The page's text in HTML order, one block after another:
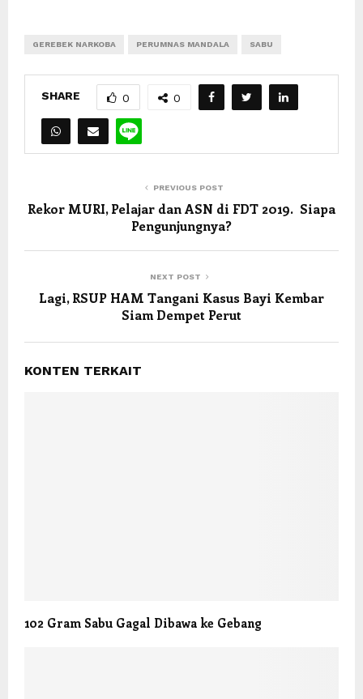
GEREBEK NARKOBA PERUMNAS MANDALA SABU
SHARE 0 0
PREVIOUS POST
Rekor MURI, Pelajar dan ASN di FDT 2019. Siapa
Pengunjungnya?
NEXT POST
Lagi, RSUP HAM Tangani Kasus Bayi Kembar
Siam Dempet Perut
KONTEN TERKAIT
102 Gram Sabu Gagal Dibawa ke Gebang